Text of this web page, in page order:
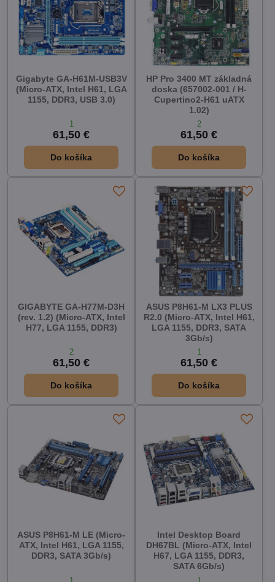
Gigabyte GA-H61M-USB3V
(Micro-ATX, Intel H61, LGA
1155, DDR3, USB 3.0)
1
61,50 €
Do košíka
HP Pro 3400 MT základná
doska (657002-001 / H-
Cupertino2-H61 uATX
1.02)
2
61,50 €
Do košíka
GIGABYTE GA-H77M-D3H
(rev. 1.2) (Micro-ATX, Intel
H77, LGA 1155, DDR3)
2
61,50 €
Do košíka
ASUS P8H61-M LX3 PLUS
R2.0 (Micro-ATX, Intel H61,
LGA 1155, DDR3, SATA
3Gb/s)
1
61,50 €
Do košíka
ASUS P8H61-M LE (Micro-
ATX, Intel H61, LGA 1155,
DDR3, SATA 3Gb/s)
1
Intel Desktop Board
DH67BL (Micro-ATX, Intel
H67, LGA 1155, DDR3,
SATA 6Gb/s)
1